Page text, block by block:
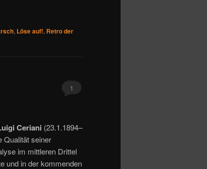
, Löse auf!, Retro der
1
Ceriani (23.1.1894–
Qualität seiner
im mittleren Drittel
und in der kommenden